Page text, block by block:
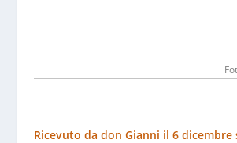
Ricevuto da don Gianni il 6 dicembre